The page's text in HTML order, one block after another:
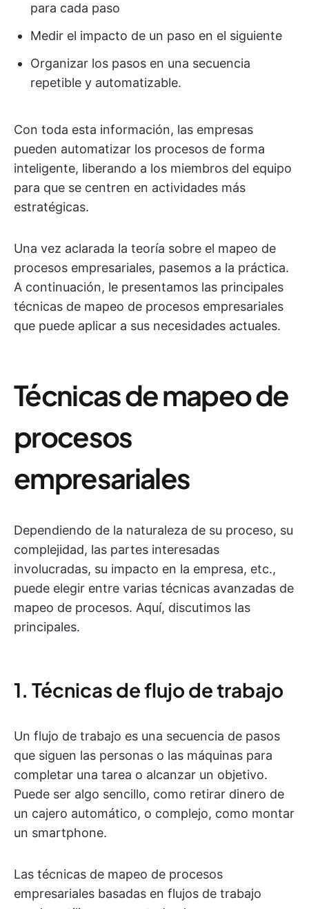
para cada paso
Medir el impacto de un paso en el siguiente
Organizar los pasos en una secuencia
repetible y automatizable.
Con toda esta información, las empresas
pueden automatizar los procesos de forma
inteligente, liberando a los miembros del equipo
para que se centren en actividades más
estratégicas.
Una vez aclarada la teoría sobre el mapeo de
procesos empresariales, pasemos a la práctica.
A continuación, le presentamos las principales
técnicas de mapeo de procesos empresariales
que puede aplicar a sus necesidades actuales.
Técnicas de mapeo de
procesos
empresariales
Dependiendo de la naturaleza de su proceso, su
complejidad, las partes interesadas
involucradas, su impacto en la empresa, etc.,
puede elegir entre varias técnicas avanzadas de
mapeo de procesos. Aquí, discutimos las
principales.
1. Técnicas de flujo de trabajo
Un flujo de trabajo es una secuencia de pasos
que siguen las personas o las máquinas para
completar una tarea o alcanzar un objetivo.
Puede ser algo sencillo, como retirar dinero de
un cajero automático, o complejo, como montar
un smartphone.
Las técnicas de mapeo de procesos
empresariales basadas en flujos de trabajo